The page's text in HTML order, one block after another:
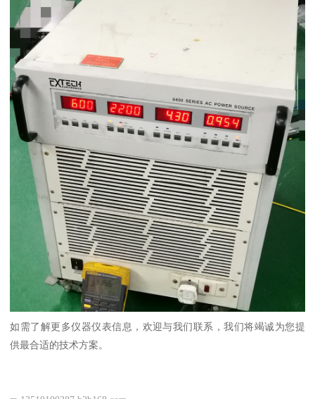
如需了解更多仪器仪表信息，欢迎与我们联系，我们将竭诚为您提
供最合适的技术方案。